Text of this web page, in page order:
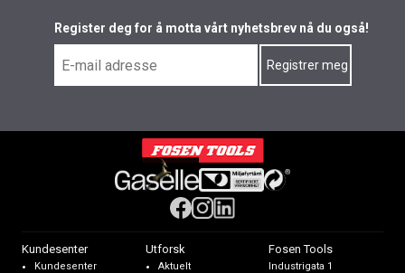
Register deg for å motta vårt nyhetsbrev nå du også!
Kundesenter
Kundesenter
Utforsk
Aktuelt
Fosen Tools
Industrigata 1